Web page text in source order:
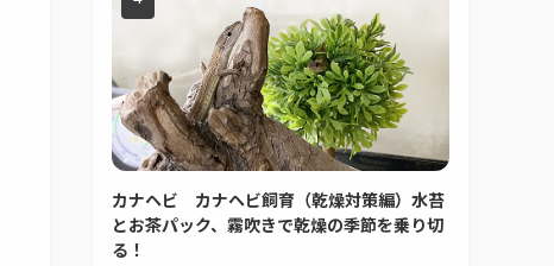
カナヘビ カナヘビ飼育（乾燥対策編）水苔
とお茶パック、霧吹きで乾燥の季節を乗り切
る！